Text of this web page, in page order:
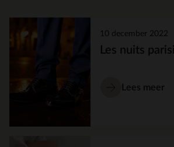
10 december 2022
Les nuits
Lees meer